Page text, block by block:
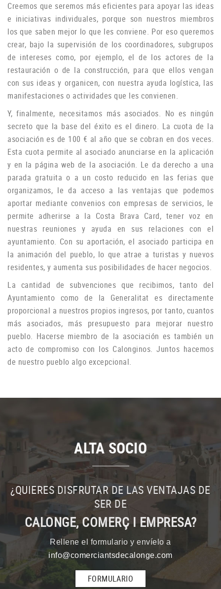
Creemos que seremos más eficientes para apoyar las ideas
e iniciativas individuales, porque son nuestros miembros
los que saben mejor lo que les conviene. Por eso queremos
crear, bajo la supervisión de los coordinadores, subgrupos
de intereses como, por ejemplo, el de los actores de la
restauración o de la construcción, para que ellos vengan
con sus ideas y organicen, con nuestra ayuda logística, las
manifestaciones o actividades que les convienen.
Y, finalmente, necesitamos más asociados. No es ningún
secreto que la base del éxito es el dinero. La cuota de la
asociación es de 100 € al año que se cobran en dos veces.
Esta cuota permite al asociado anunciarse en la aplicación
y en la página web de la asociación. Le da derecho a una
parada gratuita o a un costo reducido en las ferias que
organizamos, le da acceso a las ventajas que podemos
aportar mediante convenios con empresas de servicios, le
permite adherirse a la Costa Brava Card, tener voz en
nuestras reuniones y ayuda en sus relaciones con el
ayuntamiento. Con su aportación, el asociado participa en
la animación del pueblo, lo que atrae a turistas y nuevos
residentes, y aumenta sus posibilidades de hacer negocios.
La cantidad de subvenciones que recibimos, tanto del
Ayuntamiento como de la Generalitat es directamente
proporcional a nuestros propios ingresos, por tanto, cuantos
más asociados, más presupuesto para mejorar nuestro
pueblo. Hacerse miembro de la asociación es también un
acto de compromiso con los Calonginos.Juntos hacemos
de nuestro pueblo algo excepcional.
ALTA SOCIO
¿QUIERES DISFRUTAR DE LAS VENTAJAS DE
SER DE
CALONGE, COMERÇ I EMPRESA?
Rellene el formulario y envíelo a
info@comerciantsdecalonge.com
FORMULARIO